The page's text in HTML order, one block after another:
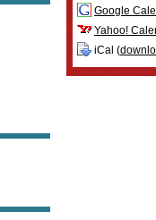
Google
Yahoo!
iCal (